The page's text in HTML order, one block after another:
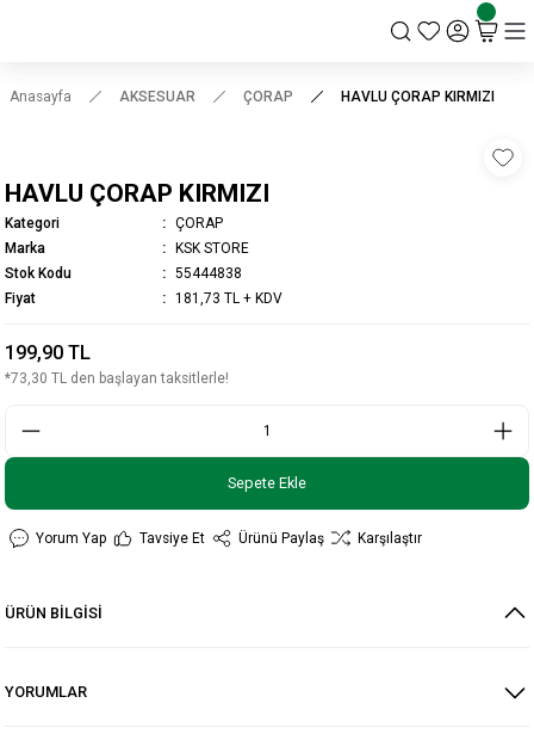
Anasayfa AKSESUAR ÇORAP HAVLU ÇORAP KIRMIZI
HAVLU ÇORAP KIRMIZI
Kategori
ÇORAP
Marka
KSK STORE
Stok Kodu
55444838
Fiyat
181,73 TL + KDV
199,90 TL
*73,30 TL den başlayan taksitlerle!
Sepete Ekle
Yorum Yap Tavsiye Et Ürünü Paylaş Karşılaştır
ÜRÜN BİLGİSİ
YORUMLAR